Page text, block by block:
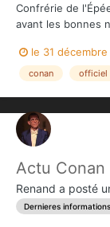
Confrérie de
avant les bonnes
retard car de
en place des taux
le 31
conan officiel
Actu
Renand a posté
Dernieres